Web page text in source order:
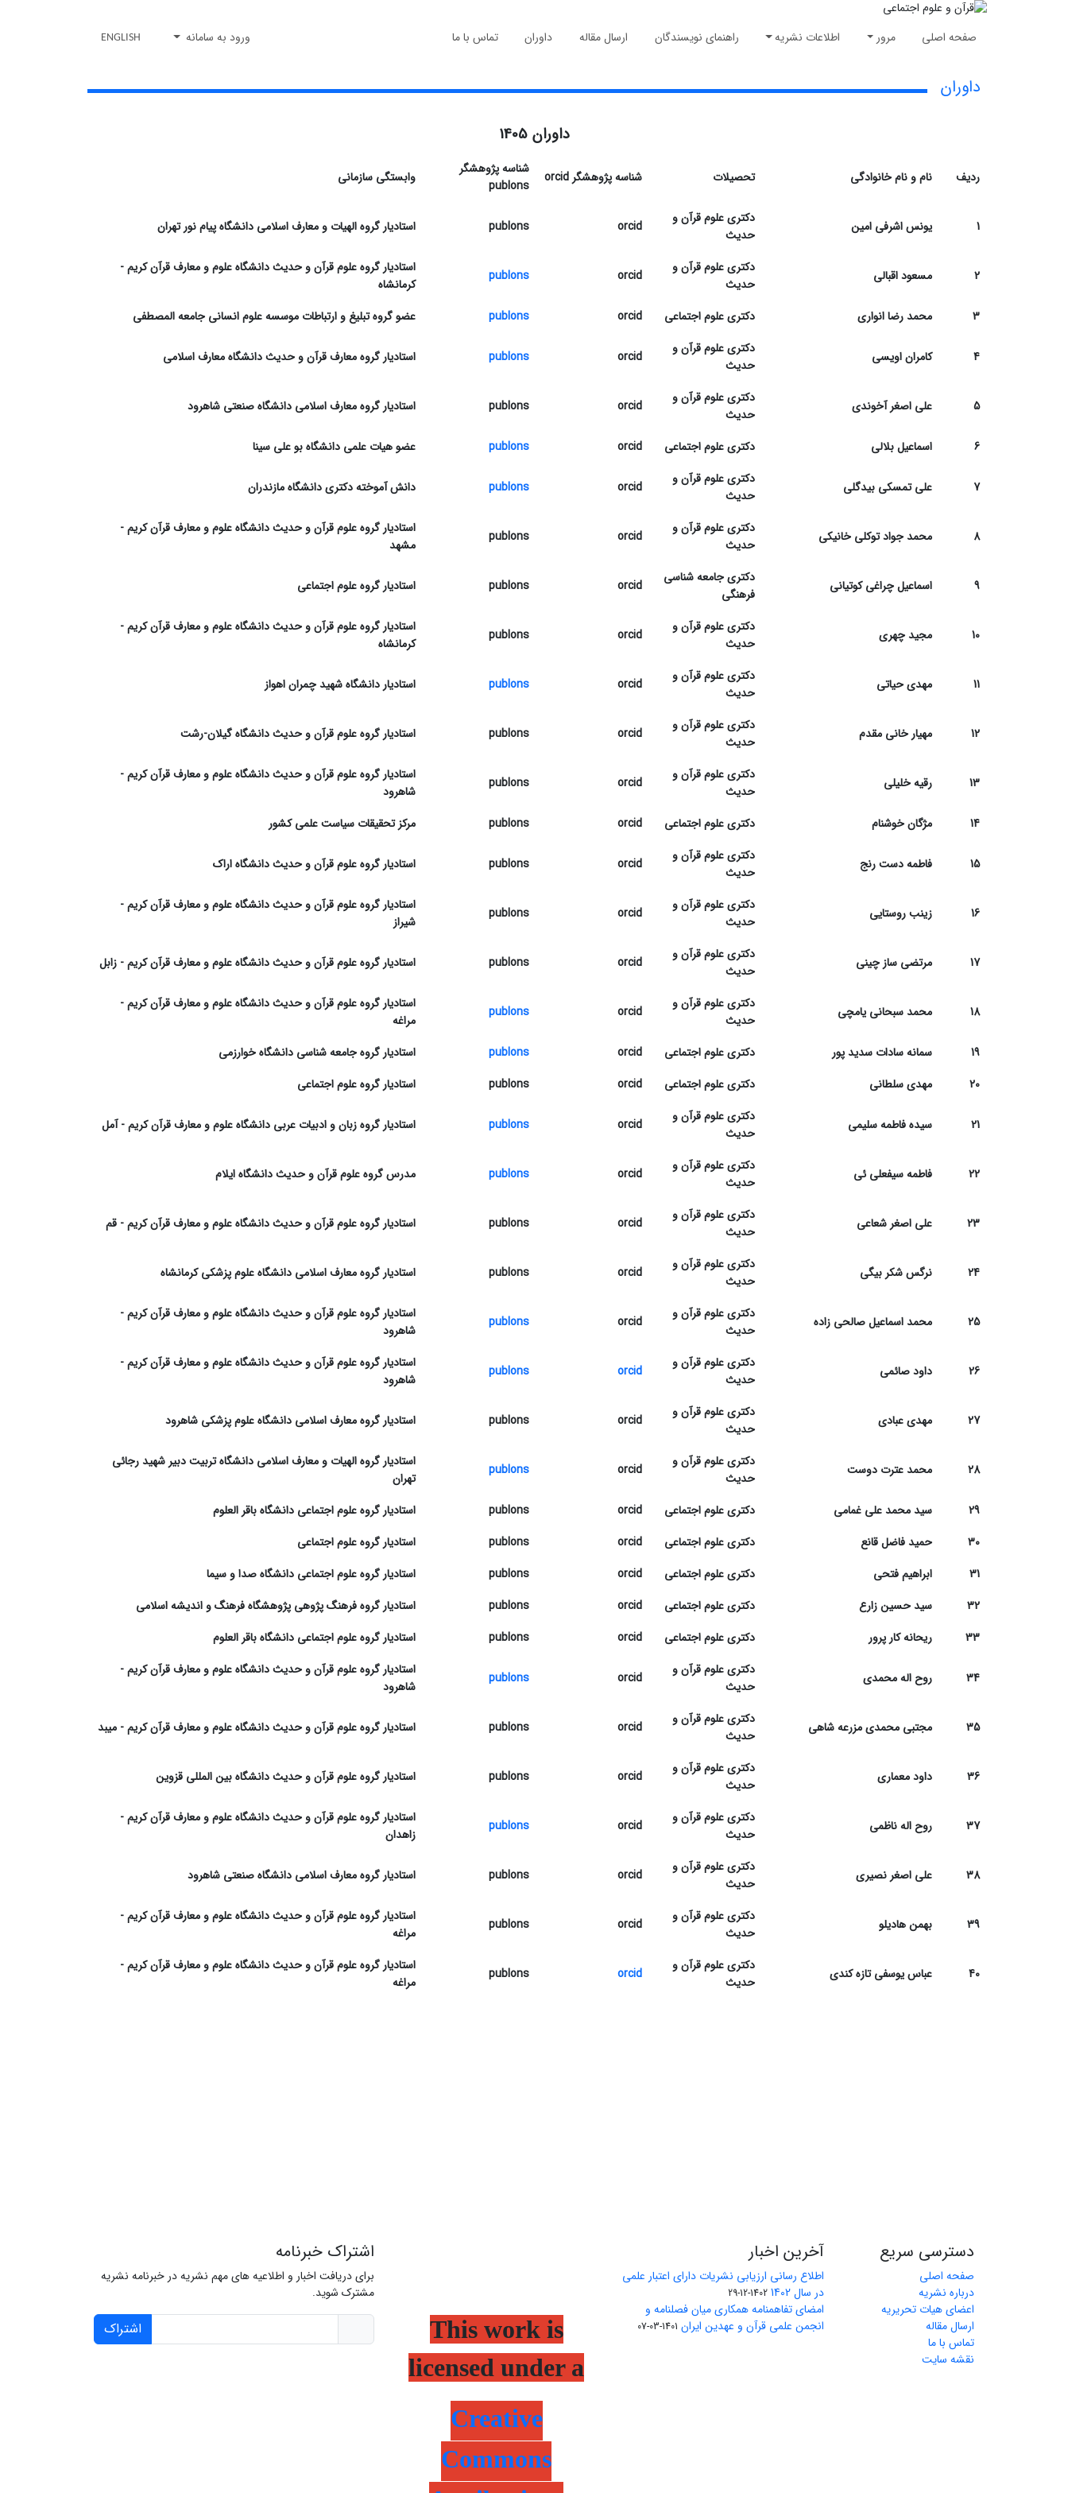
صفحه اصلی مرور اطلاعات نشریه راهنمای نویسندگان ارسال مقاله داوران تماس با ما ورود به سامانه ENGLISH
داوران
داوران 1405
ردیف نام و نام خانوادگی تحصیلات شناسه پژوهشگر
شناسه پژوهشگر
publons
وابستگی سازمانی
1 یونس اشرفی امین
دکتری علوم قرآن و
حدیث
orcid
publons استادیار گروه الهیات و معارف اسلامی دانشگاه پیام نور تهران
2 مسعود اقبالی
دکتری علوم قرآن و
حدیث
orcid
publons
استادیار گروه علوم قرآن و حدیث دانشگاه علوم و معارف قرآن کریم -
کرمانشاه
3
محمد رضا انواری دکتری علوم اجتماعی orcid
publons عضو گروه تبلیغ و ارتباطات موسسه علوم انسانی جامعه المصطفی
4 کامران اویسی
دکتری علوم قرآن و
حدیث
orcid
publons استادیار گروه معارف قرآن و حدیث دانشگاه معارف اسلامی
5 علی اصغر آخوندی
دکتری علوم قرآن و
حدیث
orcid
publons استادیار گروه معارف اسلامی دانشگاه صنعتی شاهرود
6 اسماعیل بلالی دکتری علوم اجتماعی orcid
publons عضو هیات علمی دانشگاه بو علی سینا
7 علی تمسکی بیدگلی
دکتری علوم قرآن و
حدیث
orcid
publons دانش آموخته دکتری دانشگاه مازندران
8 محمد جواد توکلی خانیکی
دکتری علوم قرآن و
حدیث
orcid
publons
استادیار گروه علوم قرآن و حدیث دانشگاه علوم و معارف قرآن کریم -
مشهد
9 اسماعیل چراغی کوتیانی
دکتری جامعه شناسی
فرهنگی
orcid
publons استادیار گروه علوم اجتماعی
10 مجید چهری
دکتری علوم قرآن و
حدیث
orcid
publons
استادیار گروه علوم قرآن و حدیث دانشگاه علوم و معارف قرآن کریم -
کرمانشاه
11 مهدی حیاتی
دکتری علوم قرآن و
حدیث
orcid
publons استادیار دانشگاه شهید چمران اهواز
12 مهیار خانی مقدم
دکتری علوم قرآن و
حدیث
orcid
publons استادیار گروه علوم قرآن و حدیث دانشگاه گیلان-رشت
13 رقیه خلیلی
دکتری علوم قرآن و
حدیث
orcid
publons
استادیار گروه علوم قرآن و حدیث دانشگاه علوم و معارف قرآن کریم -
شاهرود
14
مژگان خوشنام دکتری علوم اجتماعی orcid
publons مرکز تحقیقات سیاست علمی کشور
15 فاطمه دست رنج
دکتری علوم قرآن و
حدیث
orcid
publons استادیار گروه علوم قرآن و حدیث دانشگاه اراک
16 زینب روستایی
دکتری علوم قرآن و
حدیث
orcid
publons
استادیار گروه علوم قرآن و حدیث دانشگاه علوم و معارف قرآن کریم -
شیراز
17 مرتضی ساز چینی
دکتری علوم قرآن و
حدیث
orcid
publons استادیار گروه علوم قرآن و حدیث دانشگاه علوم و معارف قرآن کریم - زابل
18 محمد سبحانی یامچی
دکتری علوم قرآن و
حدیث
orcid
publons
استادیار گروه علوم قرآن و حدیث دانشگاه علوم و معارف قرآن کریم -
مراغه
19
سمانه سادات سدید پور دکتری علوم اجتماعی orcid
publons
استادیار گروه جامعه شناسی دانشگاه خوارزمی
20
مهدی سلطانی دکتری علوم اجتماعی orcid
publons استادیار گروه علوم اجتماعی
21 سیده فاطمه سلیمی
دکتری علوم قرآن و
حدیث
orcid
publons استادیار گروه زبان و ادبیات عربی دانشگاه علوم و معارف قرآن کریم - آمل
22 فاطمه سیفعلی ئی
دکتری علوم قرآن و
حدیث
orcid
publons مدرس گروه علوم قرآن و حدیث دانشگاه ایلام
23 علی اصغر شعاعی
دکتری علوم قرآن و
حدیث
orcid
publons استادیار گروه علوم قرآن و حدیث دانشگاه علوم و معارف قرآن کریم - قم
24 نرگس شکر بیگی
دکتری علوم قرآن و
حدیث
orcid
publons استادیار گروه معارف اسلامی دانشگاه علوم پزشکی کرمانشاه
25 محمد اسماعیل صالحی زاده
دکتری علوم قرآن و
حدیث
orcid
publons
استادیار گروه علوم قرآن و حدیث دانشگاه علوم و معارف قرآن کریم -
شاهرود
26 داود صائمی
دکتری علوم قرآن و
حدیث
orcid
publons
استادیار گروه علوم قرآن و حدیث دانشگاه علوم و معارف قرآن کریم -
شاهرود
27 مهدی عبادی
دکتری علوم قرآن و
حدیث
orcid
publons استادیار گروه معارف اسلامی دانشگاه علوم پزشکی شاهرود
28 محمد عترت دوست
دکتری علوم قرآن و
حدیث
orcid
publons
استادیار گروه الهیات و معارف اسلامی دانشگاه تربیت دبیر شهید رجائی
تهران
29
سید محمد علی غمامی دکتری علوم اجتماعی orcid
publons
استادیار گروه علوم اجتماعی دانشگاه باقر العلوم
30
حمید فاضل قانع دکتری علوم اجتماعی orcid
publons
استادیار گروه علوم اجتماعی
31
ابراهیم فتحی دکتری علوم اجتماعی orcid
publons
استادیار گروه علوم اجتماعی دانشگاه صدا و سیما
32
سید حسین زارع دکتری علوم اجتماعی orcid
publons
استادیار گروه فرهنگ پژوهی پژوهشگاه فرهنگ و اندیشه اسلامی
33
ریحانه کار پرور دکتری علوم اجتماعی orcid
publons استادیار گروه علوم اجتماعی دانشگاه باقر العلوم
34 روح اله محمدی
دکتری علوم قرآن و
حدیث
orcid
publons
استادیار گروه علوم قرآن و حدیث دانشگاه علوم و معارف قرآن کریم -
شاهرود
35 مجتبی محمدی مزرعه شاهی
دکتری علوم قرآن و
حدیث
orcid
publons استادیار گروه علوم قرآن و حدیث دانشگاه علوم و معارف قرآن کریم - میبد
36 داود معماری
دکتری علوم قرآن و
حدیث
orcid
publons استادیار گروه علوم قرآن و حدیث دانشگاه بین المللی قزوین
37 روح اله ناظمی
دکتری علوم قرآن و
حدیث
orcid
publons
استادیار گروه علوم قرآن و حدیث دانشگاه علوم و معارف قرآن کریم -
زاهدان
38 علی اصغر نصیری
دکتری علوم قرآن و
حدیث
orcid
publons استادیار گروه معارف اسلامی دانشگاه صنعتی شاهرود
39 بهمن هادیلو
دکتری علوم قرآن و
حدیث
orcid
publons
استادیار گروه علوم قرآن و حدیث دانشگاه علوم و معارف قرآن کریم -
مراغه
40 عباس یوسفی تازه کندی
دکتری علوم قرآن و
حدیث
orcid
publons
استادیار گروه علوم قرآن و حدیث دانشگاه علوم و معارف قرآن کریم -
مراغه
دسترسی سریع
صفحه اصلی
درباره نشریه
اعضای هیات تحریریه
ارسال مقاله
تماس با ما
نقشه سایت
آخرین اخبار
اطلاع رسانی ارزیابی نشریات دارای اعتبار علمی
در سال 1402
1402-12-29
امضای تفاهمنامه همکاری میان فصلنامه و
انجمن علمی قرآن و عهدین ایران 1401-03-07
This work is
licensed under a
Creative
Commons
اشتراک خبرنامه
برای دریافت اخبار و اطلاعیه های مهم نشریه در خبرنامه نشریه
مشترک شوید.
اشتراک